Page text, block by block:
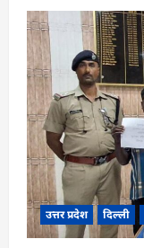
उत्तर प्रदेश दिल्ली